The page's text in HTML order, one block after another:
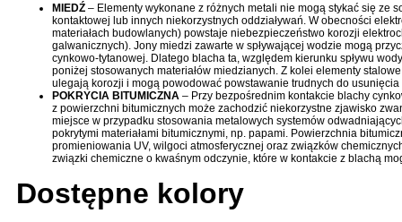
MIEDŹ – Elementy wykonane z różnych metali nie mogą stykać się ze
kontaktowej lub innych niekorzystnych oddziaływań. W obecności
materiałach budowlanych) powstaje niebezpieczeństwo korozji
galwanicznych). Jony miedzi zawarte w spływającej wodzie mogą
cynkowo-tytanowej. Dlatego blacha ta, względem kierunku spływu
poniżej stosowanych materiałów miedzianych. Z kolei elementy
ulegają korozji i mogą powodować powstawanie trudnych do usunięcia
POKRYCIA BITUMICZNA – Przy bezpośrednim kontakcie blachy
z powierzchni bitumicznych może zachodzić niekorzystne zjawisko
miejsce w przypadku stosowania metalowych systemów
pokrytymi materiałami bitumicznymi, np. papami. Powierzchnia
promieniowania UV, wilgoci atmosferycznej oraz związków
związki chemiczne o kwaśnym odczynie, które w kontakcie z blachą
Dostępne kolory